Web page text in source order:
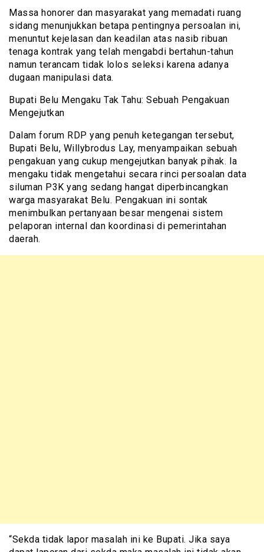
Massa honorer dan masyarakat yang memadati ruang
sidang menunjukkan betapa pentingnya persoalan ini,
menuntut kejelasan dan keadilan atas nasib ribuan
tenaga kontrak yang telah mengabdi bertahun-tahun
namun terancam tidak lolos seleksi karena adanya
dugaan manipulasi data.
Bupati Belu Mengaku Tak Tahu: Sebuah Pengakuan
Mengejutkan
Dalam forum RDP yang penuh ketegangan tersebut,
Bupati Belu, Willybrodus Lay, menyampaikan sebuah
pengakuan yang cukup mengejutkan banyak pihak. Ia
mengaku tidak mengetahui secara rinci persoalan data
siluman P3K yang sedang hangat diperbincangkan
warga masyarakat Belu. Pengakuan ini sontak
menimbulkan pertanyaan besar mengenai sistem
pelaporan internal dan koordinasi di pemerintahan
daerah.
“Sekda tidak lapor masalah ini ke Bupati. Jika saya